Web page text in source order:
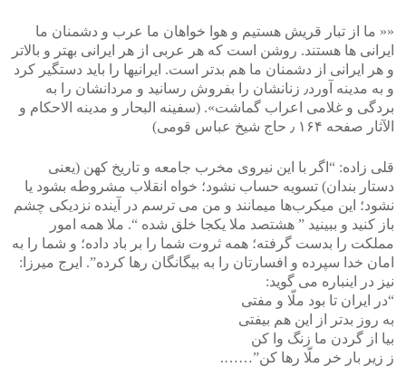
«« ما از تبار قریش هستیم و هوا خواهان ما عرب و دشمنان ما
ایرانی ها هستند. روشن است که هر عربی از هر ایرانی بهتر و بالاتر
و هر ایرانی از دشمنان ما هم بدتر است. ایرانیها را باید دستگیر کرد
و به مدینه آورد٫ زنانشان را بفروش رسانید و مردانشان را به
بردگی و غلامی اعراب گماشت». (سفینه البحار و مدینه الاحکام و
الآثار صفحه ۱۶۴ ٫ حاج شیخ عباس قومی)
قلی زاده: “اگر با این نیروی مخرب جامعه و تاریخ کهن (یعنی
دستار بندان) تسویه حساب نشود؛ خواه انقلاب مشروطه بشود یا
نشود؛ این میکرب‌ها میمانند و من می ترسم در آینده نزدیکی چشم
باز کنید و ببینید ” هشتصد ملا یکجا خلق شده “. ملا همه امور
مملکت را بدست گرفته؛ همه ثروت شما را بر باد داده؛ و شما را به
امان خدا سپرده و افسارتان را به بیگانگان رها کرده”. ایرج میرزا:
نیز در اینباره می گوید:
“در ایران تا بود ملّا و مفتی
به روز بدتر از این هم بیفتی
بیا از گردن ما زنگ وا کن
ز زیر بار خر ملّا رها کن”…….